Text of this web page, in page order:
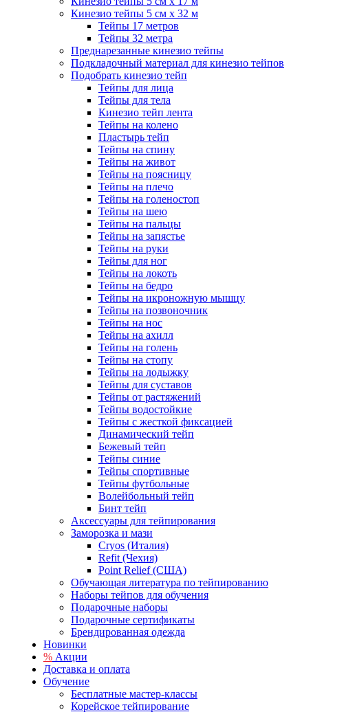
Кинезио тейпы 5 см х 32 м
Тейпы 17 метров
Тейпы 32 метра
Преднарезанные кинезио тейпы
Подкладочный материал для кинезио тейпов
Подобрать кинезио тейп
Тейпы для лица
Тейпы для тела
Кинезио тейп лента
Тейпы на колено
Пластырь тейп
Тейпы на спину
Тейпы на живот
Тейпы на поясницу
Тейпы на плечо
Тейпы на голеностоп
Тейпы на шею
Тейпы на пальцы
Тейпы на запястье
Тейпы на руки
Тейпы для ног
Тейпы на локоть
Тейпы на бедро
Тейпы на икроножную мышцу
Тейпы на позвоночник
Тейпы на нос
Тейпы на ахилл
Тейпы на голень
Тейпы на стопу
Тейпы на лодыжку
Тейпы для суставов
Тейпы от растяжений
Тейпы водостойкие
Тейпы с жесткой фиксацией
Динамический тейп
Бежевый тейп
Тейпы синие
Тейпы спортивные
Тейпы футбольные
Волейбольный тейп
Бинт тейп
Аксессуары для тейпирования
Заморозка и мази
Cryos (Италия)
Refit (Чехия)
Point Relief (США)
Обучающая литература по тейпированию
Наборы тейпов для обучения
Подарочные наборы
Подарочные сертификаты
Брендированная одежда
Новинки
% Акции
Доставка и оплата
Обучение
Бесплатные мастер-классы
Корейское тейпирование